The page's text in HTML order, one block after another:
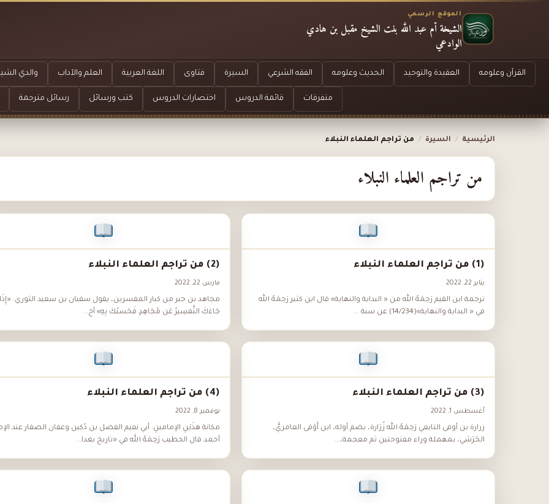
الموقع الرسمي
الشيخة أم عبد الله بنت الشيخ مقبل بن هادي
الوادعي
القرآن وعلومه العقيدة والتوحيد الحديث وعلومه الفقه الشرعي السيرة فتاوى اللغة العربية العلم والآداب والدي
متفرقات قائمة الدروس اختصارات الدروس كتب ورسائل رسائل مترجمة
الرئيسية / السيرة / من تراجم العلماء النبلاء
من تراجم العلماء النبلاء
(1) من تراجم العلماء النبلاء
يناير 22, 2022
ترجمة ابن القيم رَحِمَهُ الله من « البداية والنهاية» قال ابن كثير رَحِمَهُ الله
في « البداية والنهاية»(14/234) عن سنة ...
(2) من تراجم العلماء النبلاء
مارس 22, 2022
مجاهد بن جبر من كبار المفسرين، يقول سفيان بن سعيد الثوري: «إِذَا
جَاءَكَ التَّفسِيرُ عَن مُجَاهِدٍ فَحَسبُكَ بِهِ» أخ...
(3) من تراجم العلماء النبلاء
أغسطس 1, 2022
زرارة بن أوفى التابعي رَحِمَهُ الله زُرَارة، بضم أوله، ابن أَوْفى العامريُّ،
الحَرَشي، بمهملة وراء مفتوحتين ثم معجمة،...
(4) من تراجم العلماء النبلاء
نوفمبر 8, 2022
مكانة هذَيْنِ الإمامينِ: أبي نعيم الفضل بن دُكين وعفان الصفار عند
أحمد قال الخطيب رَحِمَهُ الله في «تاريخ بغدا...